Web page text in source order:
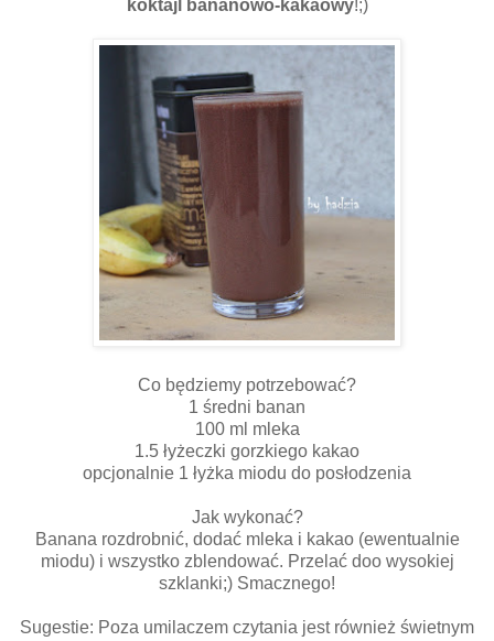
koktajl bananowo-kakaowy!;)
Co będziemy potrzebować?
1 średni banan
100 ml mleka
1.5 łyżeczki gorzkiego kakao
opcjonalnie 1 łyżka miodu do posłodzenia
Jak wykonać?
Banana rozdrobnić, dodać mleka i kakao (ewentualnie
miodu) i wszystko zblendować. Przelać doo wysokiej
szklanki;) Smacznego!
Sugestie: Poza umilaczem czytania jest również świetnym